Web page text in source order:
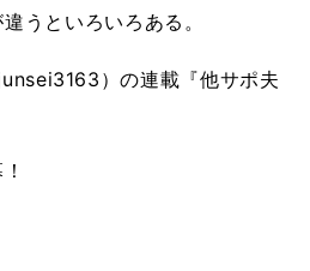
うといろいろある。
）の連載『他サポ夫